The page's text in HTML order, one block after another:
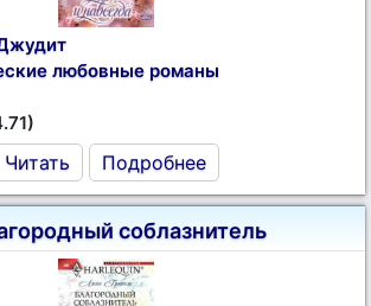
любовные романы
Читать Подробнее
соблазнитель